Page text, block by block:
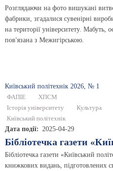
Розглядаючи на фото вишукані
фабрики, згадалися сувенірні
на території університету. Мабуть,
пов'язана з Межигірською.
Київський полiтехнiк 2026, № 1
ФАПІЕ
ХПСМ
Історія університету
Культура
Київський політехнік
Дата події 2025-04-29
Бібліотечка газети
Бібліотечка газети «Київський
книжкових видань, підготовлених